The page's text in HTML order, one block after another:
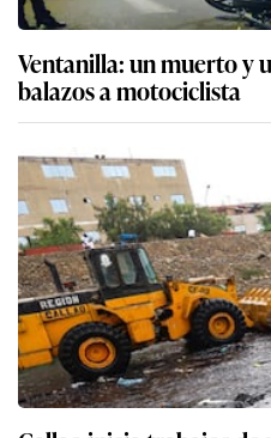
Ventanilla: un muerto y
balazos a motociclista